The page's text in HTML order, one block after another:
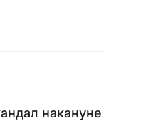
накануне